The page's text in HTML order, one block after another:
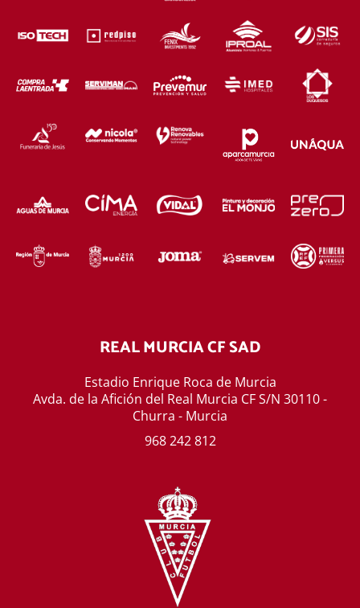
REAL MURCIA CF SAD
Estadio Enrique Roca de Murcia
Avda. de la Afición del Real Murcia CF S/N 30110 -
Churra - Murcia
968 242 812